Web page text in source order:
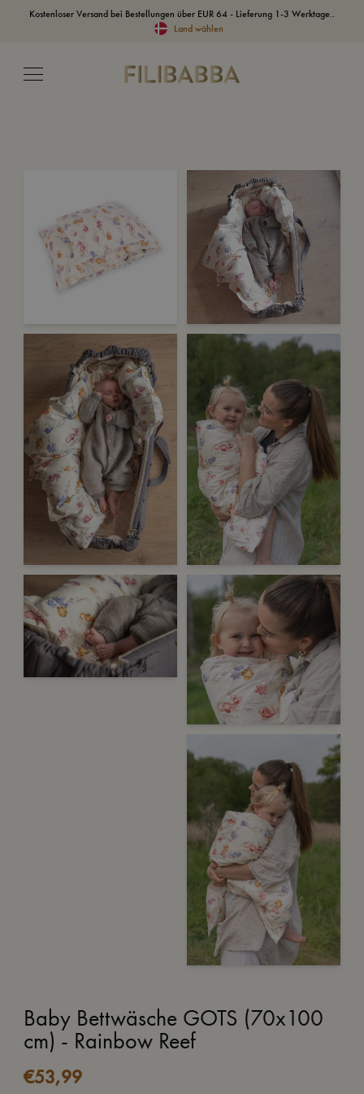
Kostenloser Versand bei Bestellungen über EUR 64 - Lieferung 1-3 Werktage..
Land wählen
Baby Bettwäsche GOTS (70x100
cm) - Rainbow Reef
€53,99